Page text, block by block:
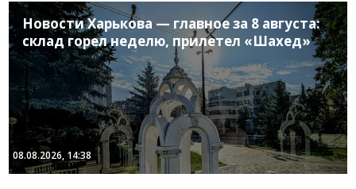
Новости Харькова — главное за 8 августа:
склад горел неделю, прилетел «Шахед»
08.08.2026, 14:38